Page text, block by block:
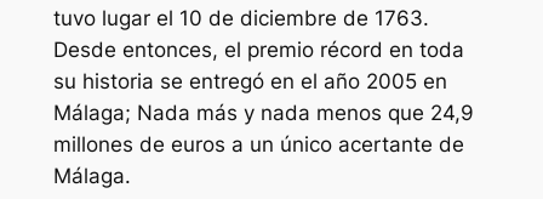
tuvo lugar el 10 de diciembre de 1763.
Desde entonces, el premio récord en toda
su historia se entregó en el año 2005 en
Málaga; Nada más y nada menos que 24,9
millones de euros a un único acertante de
Málaga.